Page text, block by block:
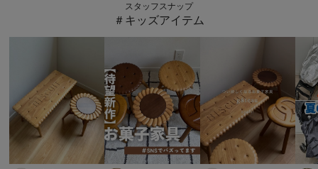
スタッフスナップ
＃キッズアイテム